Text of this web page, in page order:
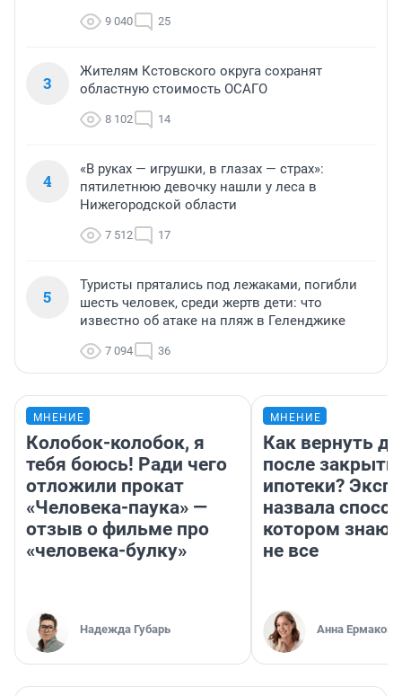
9 040 25
3
Жителям Кстовского округа сохранят
областную стоимость ОСАГО
8 102 14
4
«В руках — игрушки, в глазах — страх»:
пятилетнюю девочку нашли у леса в
Нижегородской области
7 512 17
5
Туристы прятались под лежаками, погибли
шесть человек, среди жертв дети: что
известно об атаке на пляж в Геленджике
7 094 36
МНЕНИЕ
Колобок-колобок, я
тебя боюсь! Ради чего
отложили прокат
«Человека-паука» —
отзыв о фильме про
«человека-булку»
Надежда Губарь
МНЕНИЕ
Как вернуть
после
ипотеки?
назвала
котором
не все
Анна Ермакова